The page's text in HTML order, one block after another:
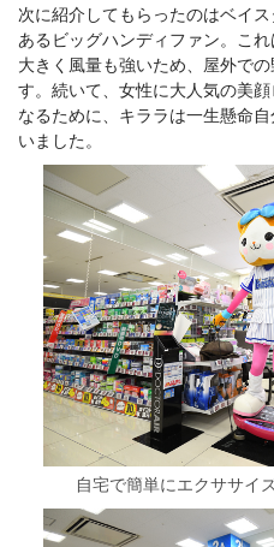
次に紹介してもらったのはベイ
あるビッグハンディファン。こ
大きく風量も強いため、屋外で
す。続いて、女性に大人気の美
なるために、キララは一生懸命
いました。
自宅で簡単にエクササイ